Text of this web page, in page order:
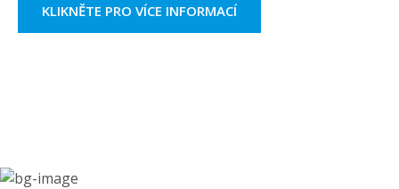
KLIKNĚTE PRO VÍCE INFORMACÍ